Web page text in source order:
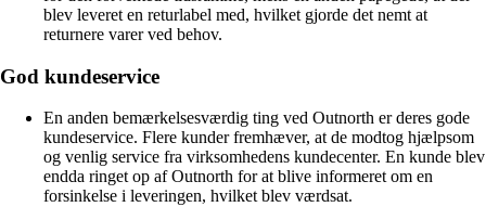
blev leveret en returlabel med, hvilket gjorde det nemt at
returnere varer ved behov.
God kundeservice
En anden bemærkelsesværdig ting ved Outnorth er deres gode
kundeservice. Flere kunder fremhæver, at de modtog hjælpsom
og venlig service fra virksomhedens kundecenter. En kunde blev
endda ringet op af Outnorth for at blive informeret om en
forsinkelse i leveringen, hvilket blev værdsat.